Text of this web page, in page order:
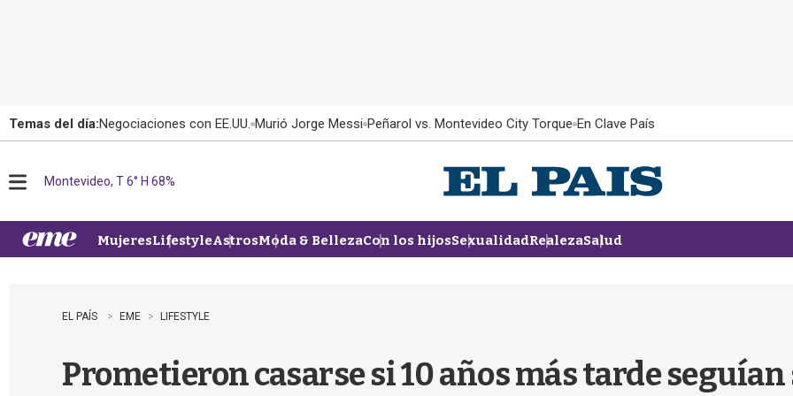
Temas del día:Negociaciones con EE.UU. Murió Jorge Messi Peñarol vs. Montevideo City Torque En Clave País
u
Montevideo, T 6° H 68%
MujeresLifestyleAstrosModa & BellezaCon los hijosSexualidadRealezaSalud
EL PAÍS EME LIFESTYLE
Prometieron casarse si 10 años más tarde